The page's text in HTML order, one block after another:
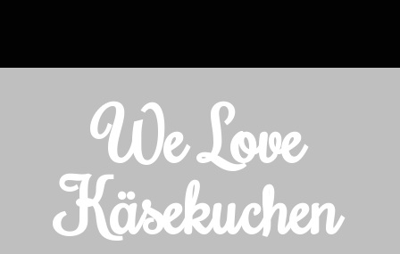
We Love
Käsekuchen